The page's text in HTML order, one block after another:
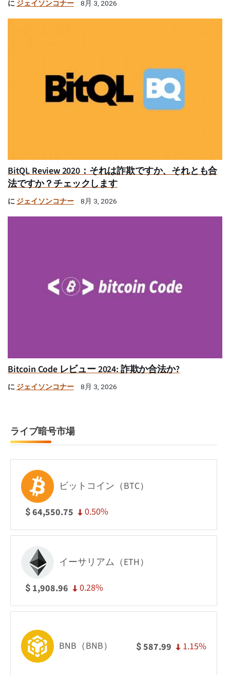
に ジェイソンコナー 8月 3, 2026
BitQL Review 2020：それは詐欺ですか、それとも合
法ですか？チェックします
に ジェイソンコナー 8月 3, 2026
Bitcoin Code レビュー 2024: 詐欺か合法か?
に ジェイソンコナー 8月 3, 2026
ライブ暗号市場
ビットコイン（BTC）
$64,550.75 0.50%
イーサリアム（ETH）
$ 1,908.96 0.28%
BNB（BNB） $587.99 1.15%